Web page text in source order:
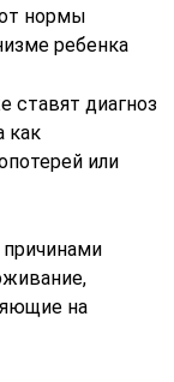
нормы
ребенка
ставят диагноз
как
или
на